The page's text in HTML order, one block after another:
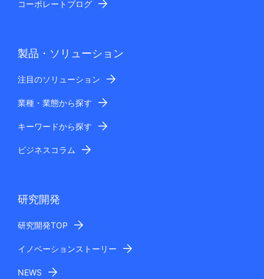
コーポレートブログ
製品・ソリューション
注目のソリューション
業種・業態から探す
キーワードから探す
ビジネスコラム
研究開発
研究開発TOP
イノベーションストーリー
NEWS